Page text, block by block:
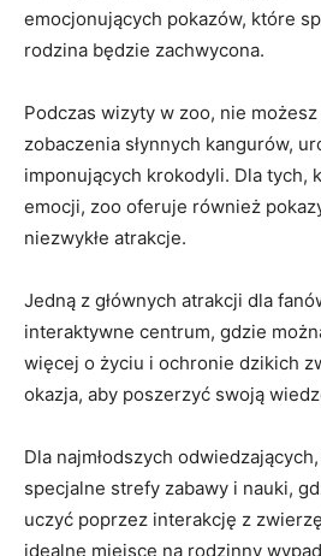
emocjonujących pokazów, które
rodzina będzie zachwycona.
Podczas wizyty w zoo, nie
zobaczenia słynnych kangurów,
imponujących‌ krokodyli. Dla tych,
emocji, zoo oferuje również
niezwykłe ‌atrakcje.
Jedną z głównych atrakcji dla⁤
interaktywne centrum, gdzie
więcej o życiu​ i ochronie dzikich
okazja, aby ‍poszerzyć swoją
Dla najmłodszych
specjalne⁣ strefy zabawy i nauki,
uczyć poprzez interakcję z
idealne miejsce na rodzinny